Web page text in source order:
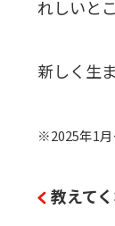
れしいと
新しく生
※2025年1
教えて